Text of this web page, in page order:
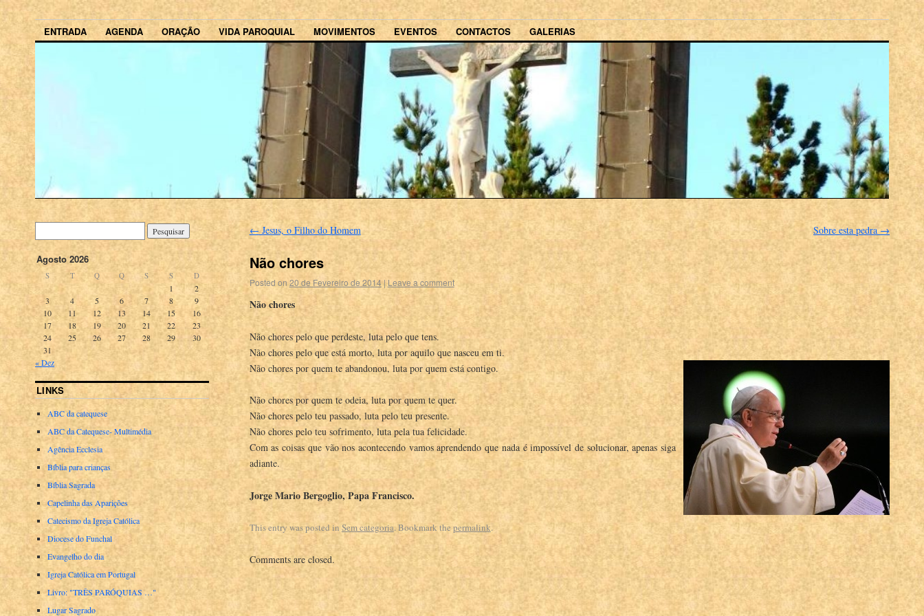
ENTRADA AGENDA ORAÇÃO VIDA PAROQUIAL MOVIMENTOS EVENTOS CONTACTOS GALERIAS
←Jesus, o Filho do Homem Sobre esta pedra→
Não chores
Posted on20 de Fevereiro de 2014| Leave a comment
Não chores
Não chores pelo que perdeste, luta pelo que tens.
Não chores pelo que está morto, luta por aquilo que nasceu em ti.
Não chores por quem te abandonou, luta por quem está contigo.
Não chores por quem te odeia, luta por quem te quer.
Não chores pelo teu passado, luta pelo teu presente.
Não chores pelo teu sofrimento, luta pela tua felicidade.
Com as coisas que vão nos acontecendo vamos aprendendo que nada é impossível de solucionar, apenas siga
adiante.
Jorge Mario Bergoglio, Papa Francisco.
This entry was posted in Sem categoria. Bookmark the permalink.
Comments are closed.
Agosto 2026
S T Q Q S S D
1
2
3
4 5 6 7 8
9
10
11 12 13 14 15
16
17
18 19 20 21 22
23
24
25 26 27 28 29
30
31
« Dez
LINKS
ABC da catequese
ABC da Catequese- Multimédia
Agência Ecclesia
Bíblia para crianças
Bíblia Sagrada
Capelinha das Aparições
Catecismo da Igreja Católica
Diocese do Funchal
Evangelho do dia
Igreja Católica em Portugal
Livro: "TRÊS PARÓQUIAS …"
Lugar Sagrado